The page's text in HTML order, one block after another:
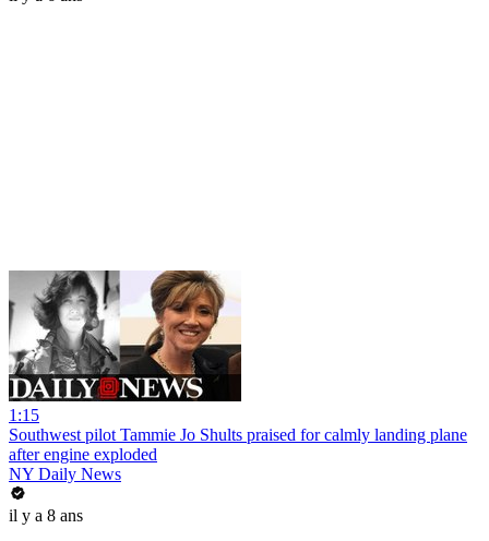
1:15
Southwest pilot Tammie Jo Shults praised for calmly landing plane
after engine exploded
NY Daily News
il y a 8 ans